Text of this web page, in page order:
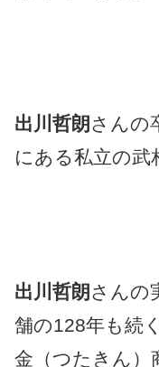
出川哲朗 さんの
にある私立の武
出川哲朗 さんの
舗の128年も続
金（つたきん）